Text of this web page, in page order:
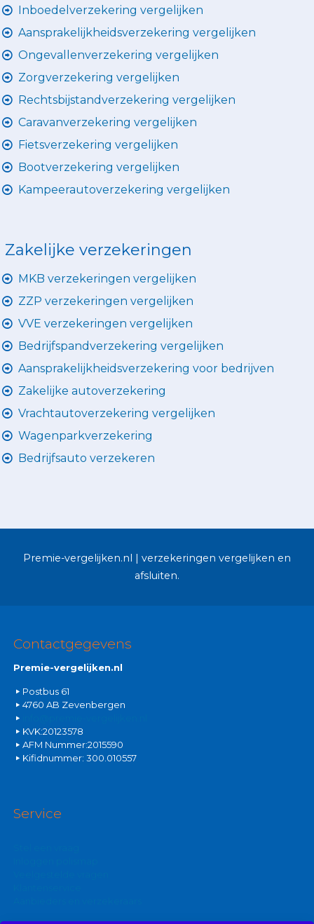
Inboedelverzekering vergelijken
Aansprakelijkheidsverzekering vergelijken
Ongevallenverzekering vergelijken
Zorgverzekering vergelijken
Rechtsbijstandverzekering vergelijken
Caravanverzekering vergelijken
Fietsverzekering vergelijken
Bootverzekering vergelijken
Kampeerautoverzekering vergelijken
Zakelijke verzekeringen
MKB verzekeringen vergelijken
ZZP verzekeringen vergelijken
VVE verzekeringen vergelijken
Bedrijfspandverzekering vergelijken
Aansprakelijkheidsverzekering voor bedrijven
Zakelijke autoverzekering
Vrachtautoverzekering vergelijken
Wagenparkverzekering
Bedrijfsauto verzekeren
Premie-vergelijken.nl | verzekeringen vergelijken en
afsluiten.
Contactgegevens
Premie-vergelijken.nl
Postbus 61
4760 AB Zevenbergen
KVK:20123578
AFM Nummer:2015590
Kifidnummer: 300.010557
Service